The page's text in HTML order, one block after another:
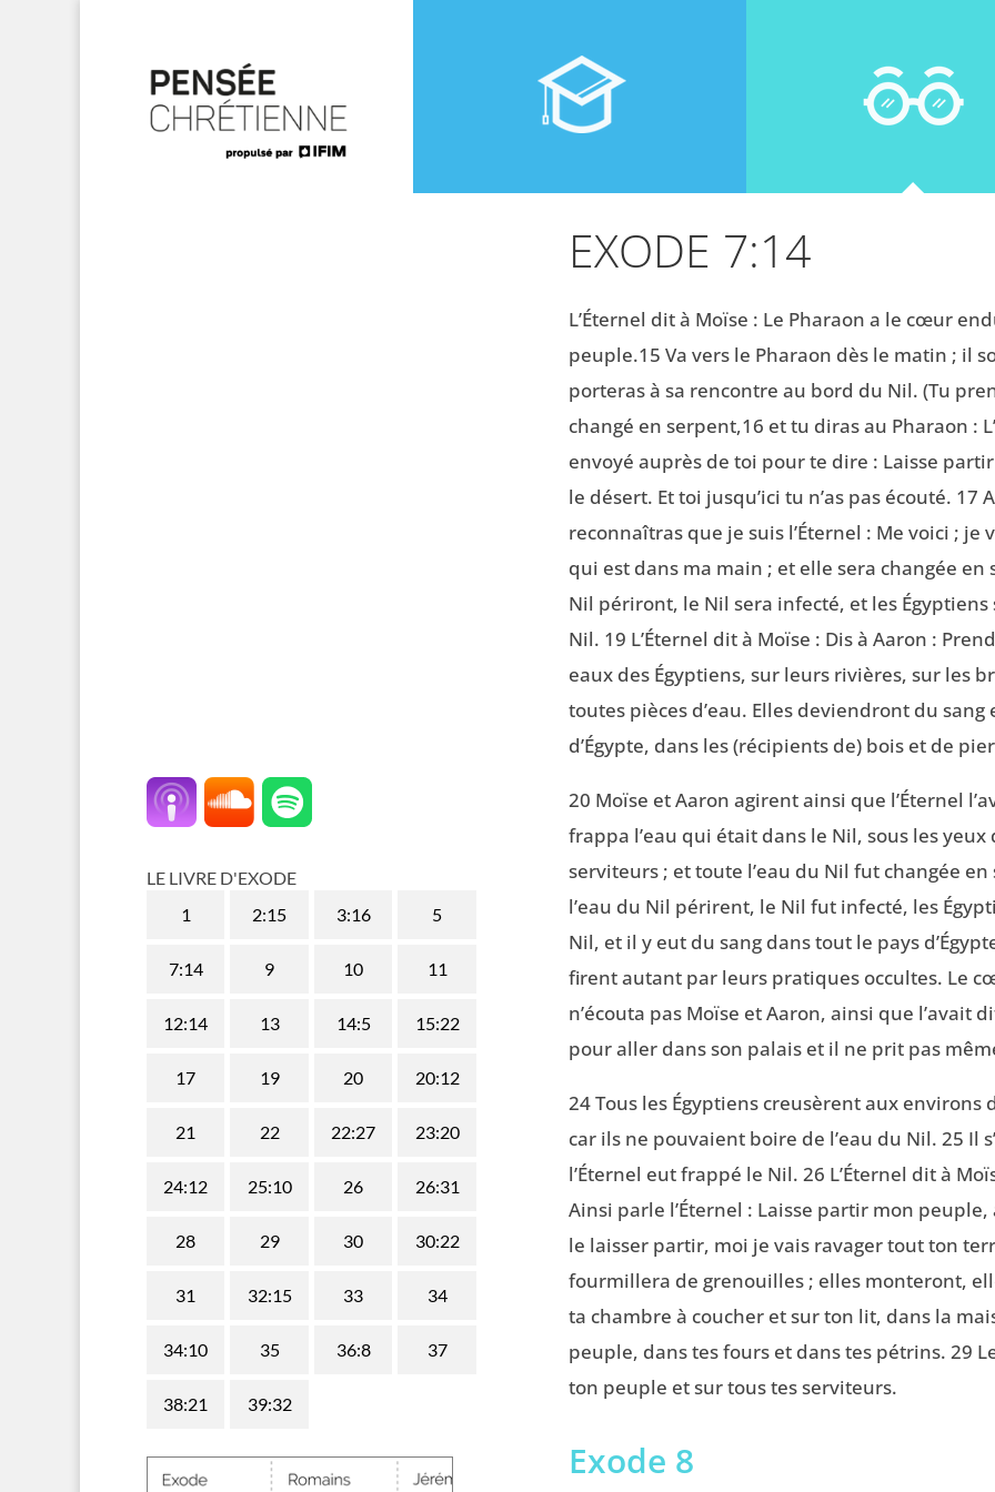
LE LIVRE D'EXODE
1
2:15 3:16 5
7:14 9 10 11
12:14 13 14:5 15:22
17 19 20 20:12
21 22 22:27 23:20
24:12 25:10 26 26:31
28 29 30 30:22
31 32:15 33 34
34:10 35 36:8 37
38:21 39:32
EXODE 7:14
L’Éternel dit à Moïse : Le Pharaon a le cœur
peuple.15 Va vers le Pharaon dès le matin ; il
porteras à sa rencontre au bord du Nil. (Tu
changé en serpent,16 et tu diras au Pharaon :
envoyé auprès de toi pour te dire : Laisse
le désert. Et toi jusqu’ici tu n’as pas écouté. 17
reconnaîtras que je suis l’Éternel : Me voici ;
qui est dans ma main ; et elle sera changée en
Nil périront, le Nil sera infecté, et les Égyptiens
Nil. 19 L’Éternel dit à Moïse : Dis à Aaron :
eaux des Égyptiens, sur leurs rivières, sur les
toutes pièces d’eau. Elles deviendront du
d’Égypte, dans les (récipients de) bois et de
20 Moïse et Aaron agirent ainsi que l’Éternel
frappa l’eau qui était dans le Nil, sous les yeux
serviteurs ; et toute l’eau du Nil fut changée
l’eau du Nil périrent, le Nil fut infecté, les
Nil, et il y eut du sang dans tout le pays
firent autant par leurs pratiques occultes. Le
n’écouta pas Moïse et Aaron, ainsi que l’avait
pour aller dans son palais et il ne prit pas
24 Tous les Égyptiens creusèrent aux environs
car ils ne pouvaient boire de l’eau du Nil. 25 Il
l’Éternel eut frappé le Nil. 26 L’Éternel dit à
Ainsi parle l’Éternel : Laisse partir mon
le laisser partir, moi je vais ravager tout ton
fourmillera de grenouilles ; elles monteront,
ta chambre à coucher et sur ton lit, dans la
peuple, dans tes fours et dans tes pétrins. 29
ton peuple et sur tous tes serviteurs.
Exode 8